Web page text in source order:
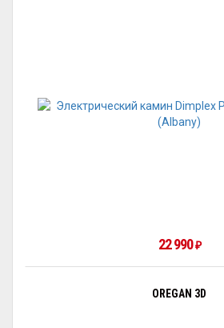
22 990₽
OREGAN 3D